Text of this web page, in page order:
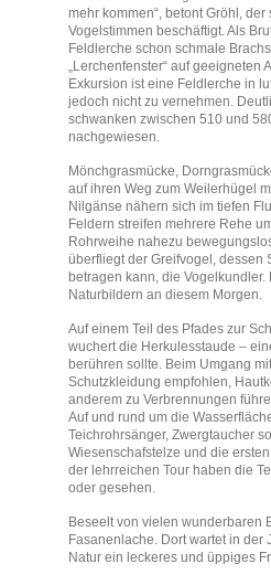
mehr kommen“, betont Gröhl,
Vogelstimmen beschäftigt. Als
Feldlerche schon schmale
„Lerchenfenster“ auf geeigneten
Exkursion ist eine Feldlerche in
jedoch nicht zu vernehmen.
schwanken zwischen 510 und
nachgewiesen.
Mönchgrasmücke,
auf ihren Weg zum Weilerhügel
Nilgänse nähern sich im tiefen
Feldern streifen mehrere Rehe
Rohrweihe nahezu
überfliegt der Greifvogel, dessen
betragen kann, die
Naturbildern an diesem Morgen.
Auf einem Teil des Pfades zur
wuchert die Herkulesstaude –
berühren sollte. Beim Umgang
Schutzkleidung empfohlen,
anderem zu Verbrennungen
Auf und rund um die
Teichrohrsänger, Zwergtaucher
Wiesenschafstelze und die
der lehrreichen Tour haben die
oder gesehen.
Beseelt von vielen wunderbaren
Fasanenlache. Dort wartet in
Natur ein leckeres und üppiges